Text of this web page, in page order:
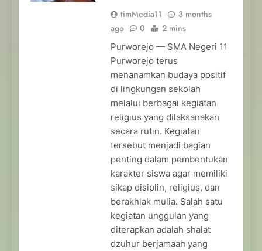
timMedia11
3 months
ago
0 2 mins
Purworejo — SMA Negeri 11
Purworejo terus
menanamkan budaya positif
di lingkungan sekolah
melalui berbagai kegiatan
religius yang dilaksanakan
secara rutin. Kegiatan
tersebut menjadi bagian
penting dalam pembentukan
karakter siswa agar memiliki
sikap disiplin, religius, dan
berakhlak mulia. Salah satu
kegiatan unggulan yang
diterapkan adalah shalat
dzuhur berjamaah yang